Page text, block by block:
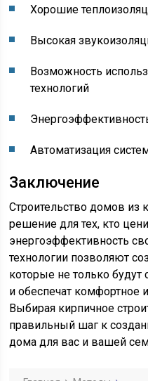
Хорошие
Высокая
Возможность
технологий
Автоматизация
Заключение
Строительство домов из
решение для тех, кто
энергоэффективность
технологии позволяют
которые не только
и обеспечат комфортное
Выбирая кирпичное
правильный шаг к
дома для вас и вашей